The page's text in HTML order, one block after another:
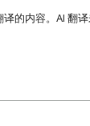
的内容。AI 翻译